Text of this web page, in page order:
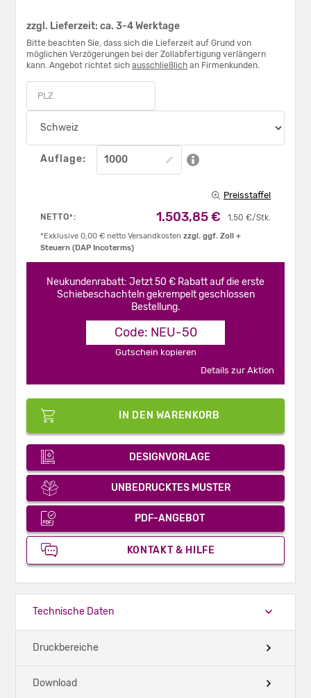
zzgl. Lieferzeit: ca. 3-4 Werktage
Bitte beachten Sie, dass sich die Lieferzeit auf Grund von
möglichen Verzögerungen bei der Zollabfertigung verlängern
kann. Angebot richtet sich ausschließlich an Firmenkunden.
Auflage:
Preisstaffel
NETTO*: 1,50 €/Stk.
1.503,85 €
*Exklusive 0,00 € netto Versandkosten zzgl. ggf. Zoll +
Steuern (DAP Incoterms)
Neukundenrabatt: Jetzt 50 € Rabatt auf die erste
Schiebeschachteln gekrempelt geschlossen
Bestellung.
Code: NEU-50
Gutschein kopieren
Details zur Aktion
IN DEN WARENKORB
DESIGNVORLAGE
UNBEDRUCKTES MUSTER
PDF-ANGEBOT
KONTAKT & HILFE
Technische Daten
Druckbereiche
Download